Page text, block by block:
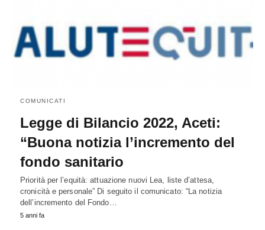
COMUNICATI
Legge di Bilancio 2022, Aceti:
“Buona notizia l’incremento del
fondo sanitario
Priorità per l’equità: attuazione nuovi Lea, liste d’attesa,
cronicità e personale” Di seguito il comunicato: “La notizia
dell’incremento del Fondo…
5 anni fa